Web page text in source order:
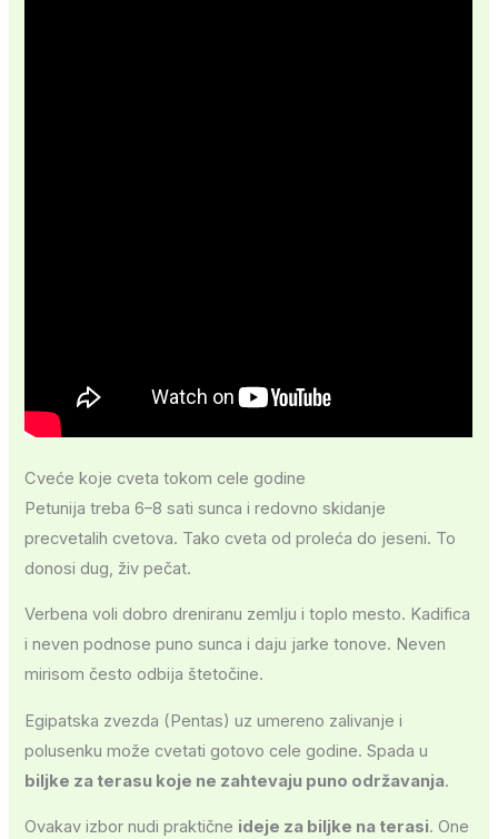
Cveće koje cveta tokom cele godine
Petunija treba 6–8 sati sunca i redovno skidanje
precvetalih cvetova. Tako cveta od proleća do jeseni. To
donosi dug, živ pečat.
Verbena voli dobro dreniranu zemlju i toplo mesto. Kadifica
i neven podnose puno sunca i daju jarke tonove. Neven
mirisom često odbija štetočine.
Egipatska zvezda (Pentas) uz umereno zalivanje i
polusenku može cvetati gotovo cele godine. Spada u
biljke za terasu koje ne zahtevaju puno održavanja.
Ovakav izbor nudi praktične ideje za biljke na terasi. One